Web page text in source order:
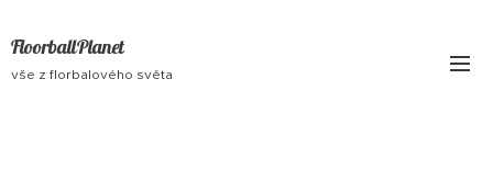
FloorballPlanet
vše z florbalového světa